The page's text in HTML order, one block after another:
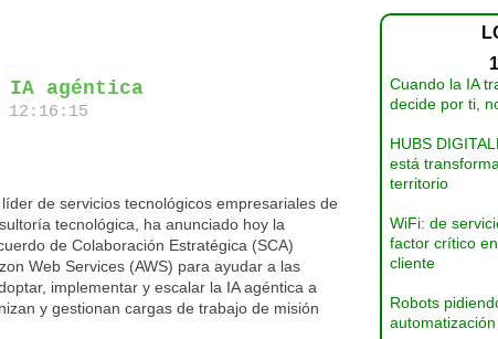
IA agéntica
líder de servicios tecnológicos empresariales de
tecnológica, ha anunciado hoy la
de Colaboración Estratégica (SCA)
Web Services (AWS) para ayudar a las
implementar y escalar la IA agéntica a
y gestionan cargas de trabajo de misión
Cuando la IA
decide por ti,
HUBS
está
territorio
WiFi: de
factor crítico
cliente
Robots